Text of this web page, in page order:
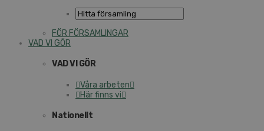
FÖR FÖR­SAM­LING­AR
VAD VI GÖR
VAD VI GÖR
Våra arbeten
Här finns vi
Na­tio­nellt